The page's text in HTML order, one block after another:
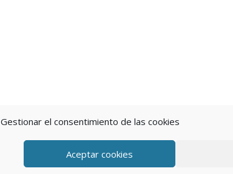
Gestionar el consentimiento de las cookies
Aceptar cookies